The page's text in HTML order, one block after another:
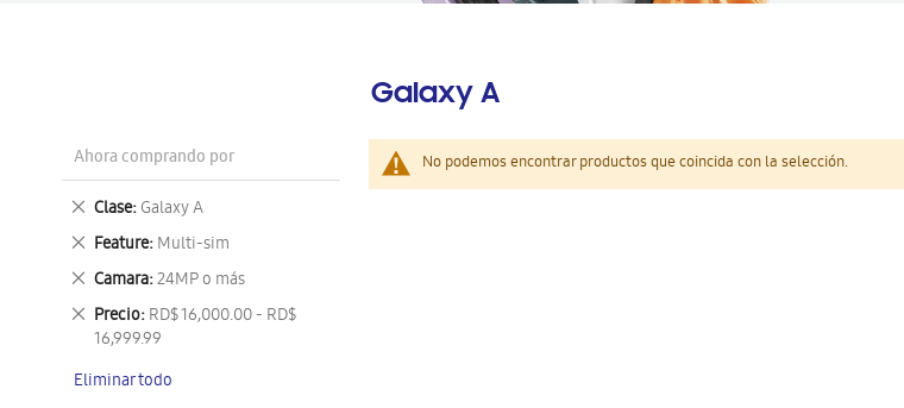
Galaxy A
No podemos encontrar productos que coincida con la selección.
Ahora comprando por
Clase Galaxy A
Eliminar
este
artículo
Feature Multi-sim
Eliminar
este
artículo
Camara 24MP o más
Eliminar
este
artículo
Precio RD$ 16,000.00 - RD$
16,999.99
Eliminar
este
Eliminar todo